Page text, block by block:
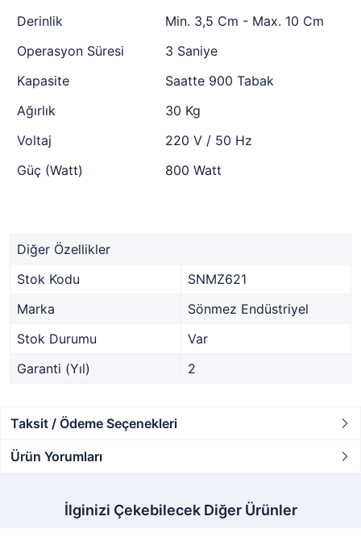
Derinlik
Min. 3,5 Cm - Max. 10 Cm
Operasyon Süresi
3 Saniye
Kapasite
Saatte 900 Tabak
Ağırlık
30 Kg
Voltaj
220 V / 50 Hz
Güç (Watt)
800 Watt
Diğer Özellikler
Stok Kodu
SNMZ621
Marka
Sönmez Endüstriyel
Stok Durumu
Var
Garanti (Yıl)
2
Taksit / Ödeme Seçenekleri
Ürün Yorumları
İlginizi Çekebilecek Diğer Ürünler